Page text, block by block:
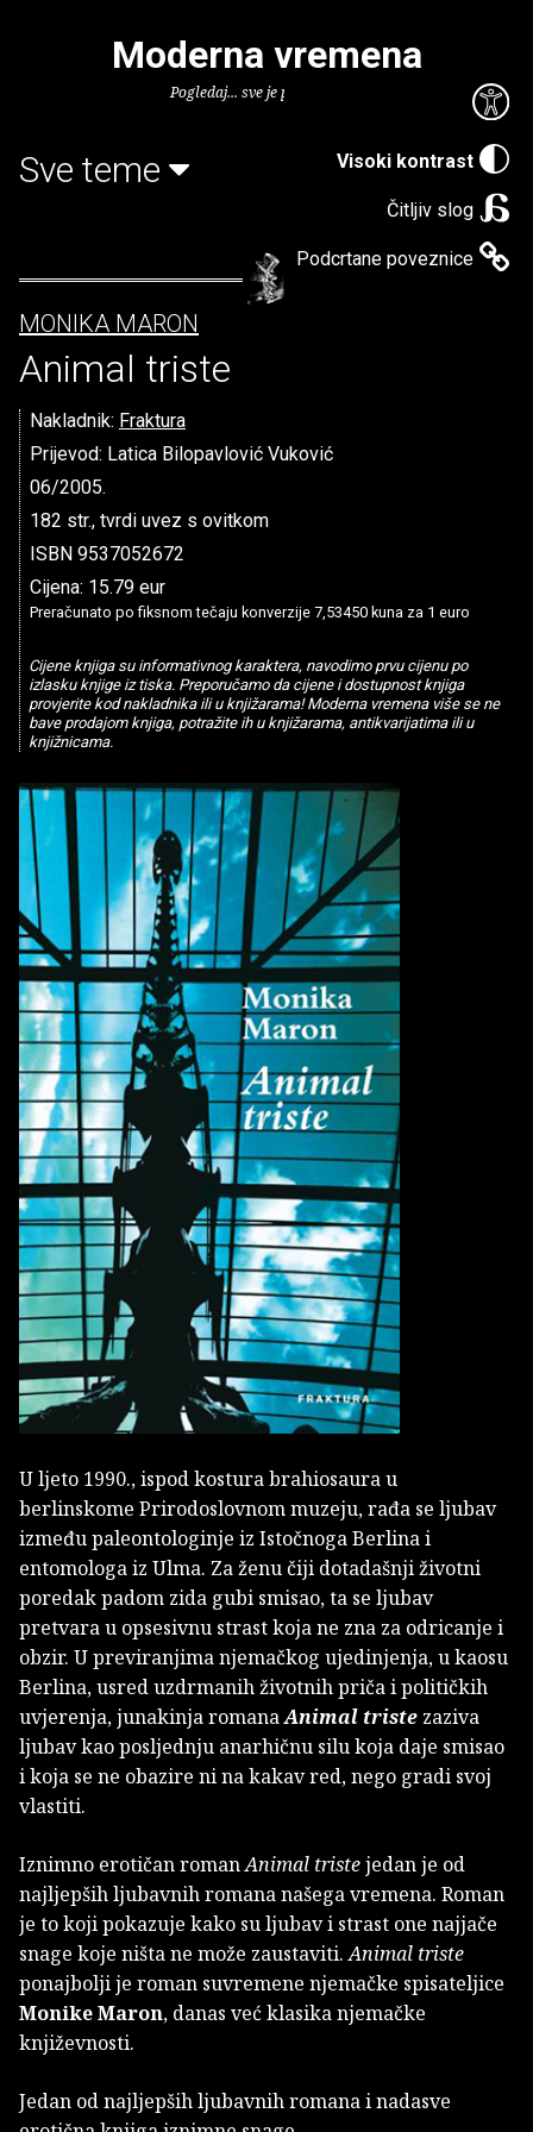
Visoki kontrast
Čitljiv slog
Podcrtane poveznice
Moderna vremena
Pogledaj... sve je puno knjiga.
Sve teme
MONIKA MARON
Animal triste
Nakladnik: Fraktura
Prijevod: Latica Bilopavlović Vuković
06/2005.
182 str., tvrdi uvez s ovitkom
ISBN 9537052672
Cijena: 15.79 eur
Preračunato po fiksnom tečaju konverzije 7,53450 kuna za 1 euro
Cijene knjiga su informativnog karaktera, navodimo prvu cijenu po
izlasku knjige iz tiska. Preporučamo da cijene i dostupnost knjiga
provjerite kod nakladnika ili u knjižarama! Moderna vremena više se ne
bave prodajom knjiga, potražite ih u knjižarama, antikvarijatima ili u
knjižnicama.
U ljeto 1990., ispod kostura brahiosaura u
berlinskome Prirodoslovnom muzeju, rađa se ljubav
između paleontologinje iz Istočnoga Berlina i
entomologa iz Ulma. Za ženu čiji dotadašnji životni
poredak padom zida gubi smisao, ta se ljubav
pretvara u opsesivnu strast koja ne zna za odricanje i
obzir. U previranjima njemačkog ujedinjenja, u kaosu
Berlina, usred uzdrmanih životnih priča i političkih
uvjerenja, junakinja romanaAnimal triste zaziva
ljubav kao posljednju anarhičnu silu koja daje smisao
i koja se ne obazire ni na kakav red, nego gradi svoj
vlastiti.
Iznimno erotičan romanAnimal tristejedan je od
najljepših ljubavnih romana našega vremena. Roman
je to koji pokazuje kako su ljubav i strast one najjače
snage koje ništa ne može zaustaviti.Animal triste
ponajbolji je roman suvremene njemačke spisateljice
Monike Maron, danas već klasika njemačke
književnosti.
Jedan od najljepših ljubavnih romana i nadasve